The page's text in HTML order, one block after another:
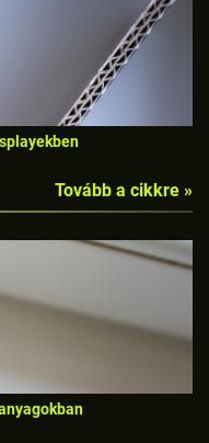
Tovább a cikkre »